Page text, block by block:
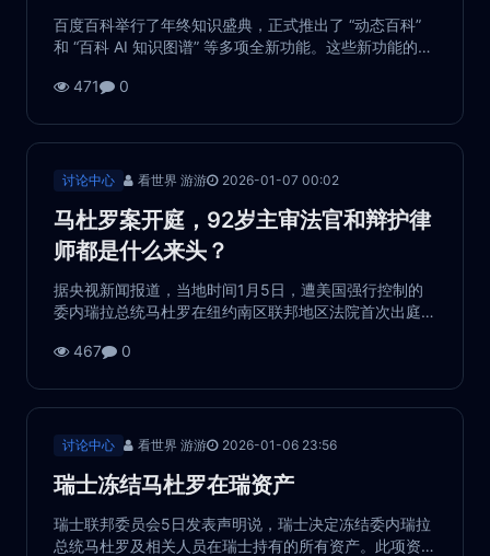
百度百科举行了年终知识盛典，正式推出了 “动态百科”
和 “百科 AI 知识图谱” 等多项全新功能。这些新功能的上
加生动和系统化。截至目前，百度百科的词条总量已经
471 0
讨论中心 看世界 游游 2026-01-07 00:02
马杜罗案开庭，92岁主审法官和辩护律
师都是什么来头？
据央视新闻报道，当地时间1月5日，遭美国强行控制的
委内瑞拉总统马杜罗在纽约南区联邦地区法院首次出庭
卡因走私阴谋罪、持有机枪及破坏性装置罪，以及针对
467 0
讨论中心 看世界 游游 2026-01-06 23:56
瑞士冻结马杜罗在瑞资产
瑞士联邦委员会5日发表声明说，瑞士决定冻结委内瑞拉
总统马杜罗及相关人员在瑞士持有的所有资产。此项资